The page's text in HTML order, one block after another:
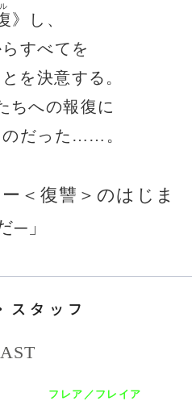
ル
》し、
すべてを
を決意する。
ちへの報復に
のだった……。
＜復讐＞のはじま
─」
スタッフ
フレア／フレイア